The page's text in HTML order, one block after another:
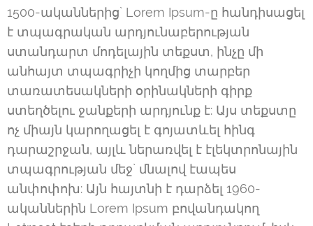
1500-ականներից` Lorem Ipsum-ը հանդիսացել
է տպագրական արդյունաբերության
ստանդարտ մոդելային տեքստ, ինչը մի
անհայտ տպագրիչի կողմից տարբեր
տառատեսակների օրինակների գիրք
ստեղծելու ջանքերի արդյունք է: Այս տեքստը
ոչ միայն կարողացել է գոյատևել հինգ
դարաշրջան, այլև ներառվել է էլեկտրոնային
տպագրության մեջ` մնալով էապես
անփոփոխ: Այն հայտնի է դարձել 1960-
ականներին Lorem Ipsum բովանդակող